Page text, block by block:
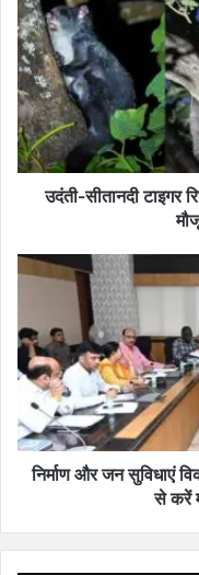
दं
ती
-
सी
ता
न
दी
टा
रि
से
खु
श
ब
री
उदंती-सीतानदी टाइगर
औ
ज
सु
वि
निर्माण और जन सुविधाएं
से करें